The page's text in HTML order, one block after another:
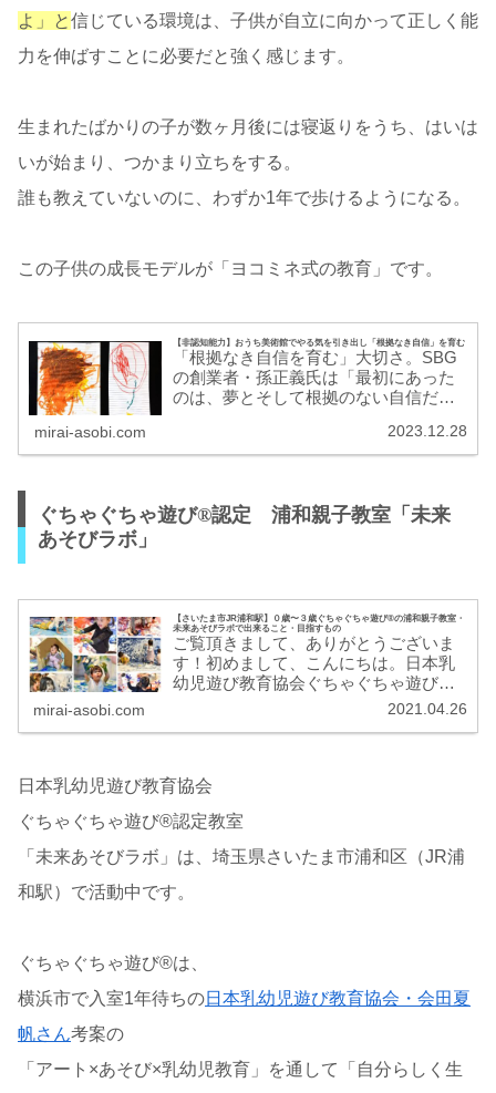
よ」と信じている環境は、子供が自立に向かって正しく能
力を伸ばすことに必要だと強く感じます。
生まれたばかりの子が数ヶ月後には寝返りをうち、はいは
いが始まり、つかまり立ちをする。
誰も教えていないのに、わずか1年で歩けるようになる。
この子供の成長モデルが「ヨコミネ式の教育」です。
【非認知能力】おうち美術館でやる気を引き出し「根拠なき自信」を育む
「根拠なき自信を育む」大切さ。SBG
の創業者・孫正義氏は「最初にあった
のは、夢とそして根拠のない自信だ
う名言を残しています。起業だけでは
なく、新しいチャレンジをするときに
きる」という「根拠のない自信」を強
mirai-asobi.com 2023.12.28
ぐちゃぐちゃ遊び®認定 浦和親子教室「未来
あそびラボ」
【さいたま市JR浦和駅】０歳〜３歳ぐちゃぐちゃ遊び®の浦和親子教室・
未来あそびラボで出来ること・目指すもの
ご覧頂きまして、ありがとうございま
す！初めまして、こんにちは。日本乳
幼児遊び教育協会ぐちゃぐちゃ遊び®
認定講師浦和親子アート教室「未来あ
mirai-asobi.com 2021.04.26
日本乳幼児遊び教育協会
ぐちゃぐちゃ遊び®認定教室
「未来あそびラボ」は、埼玉県さいたま市浦和区（JR浦
和駅）で活動中です。
ぐちゃぐちゃ遊び®は、
横浜市で入室1年待ちの日本乳幼児遊び教育協会・会田夏
帆さん考案の
「アート×あそび×乳幼児教育」を通して「自分らしく生